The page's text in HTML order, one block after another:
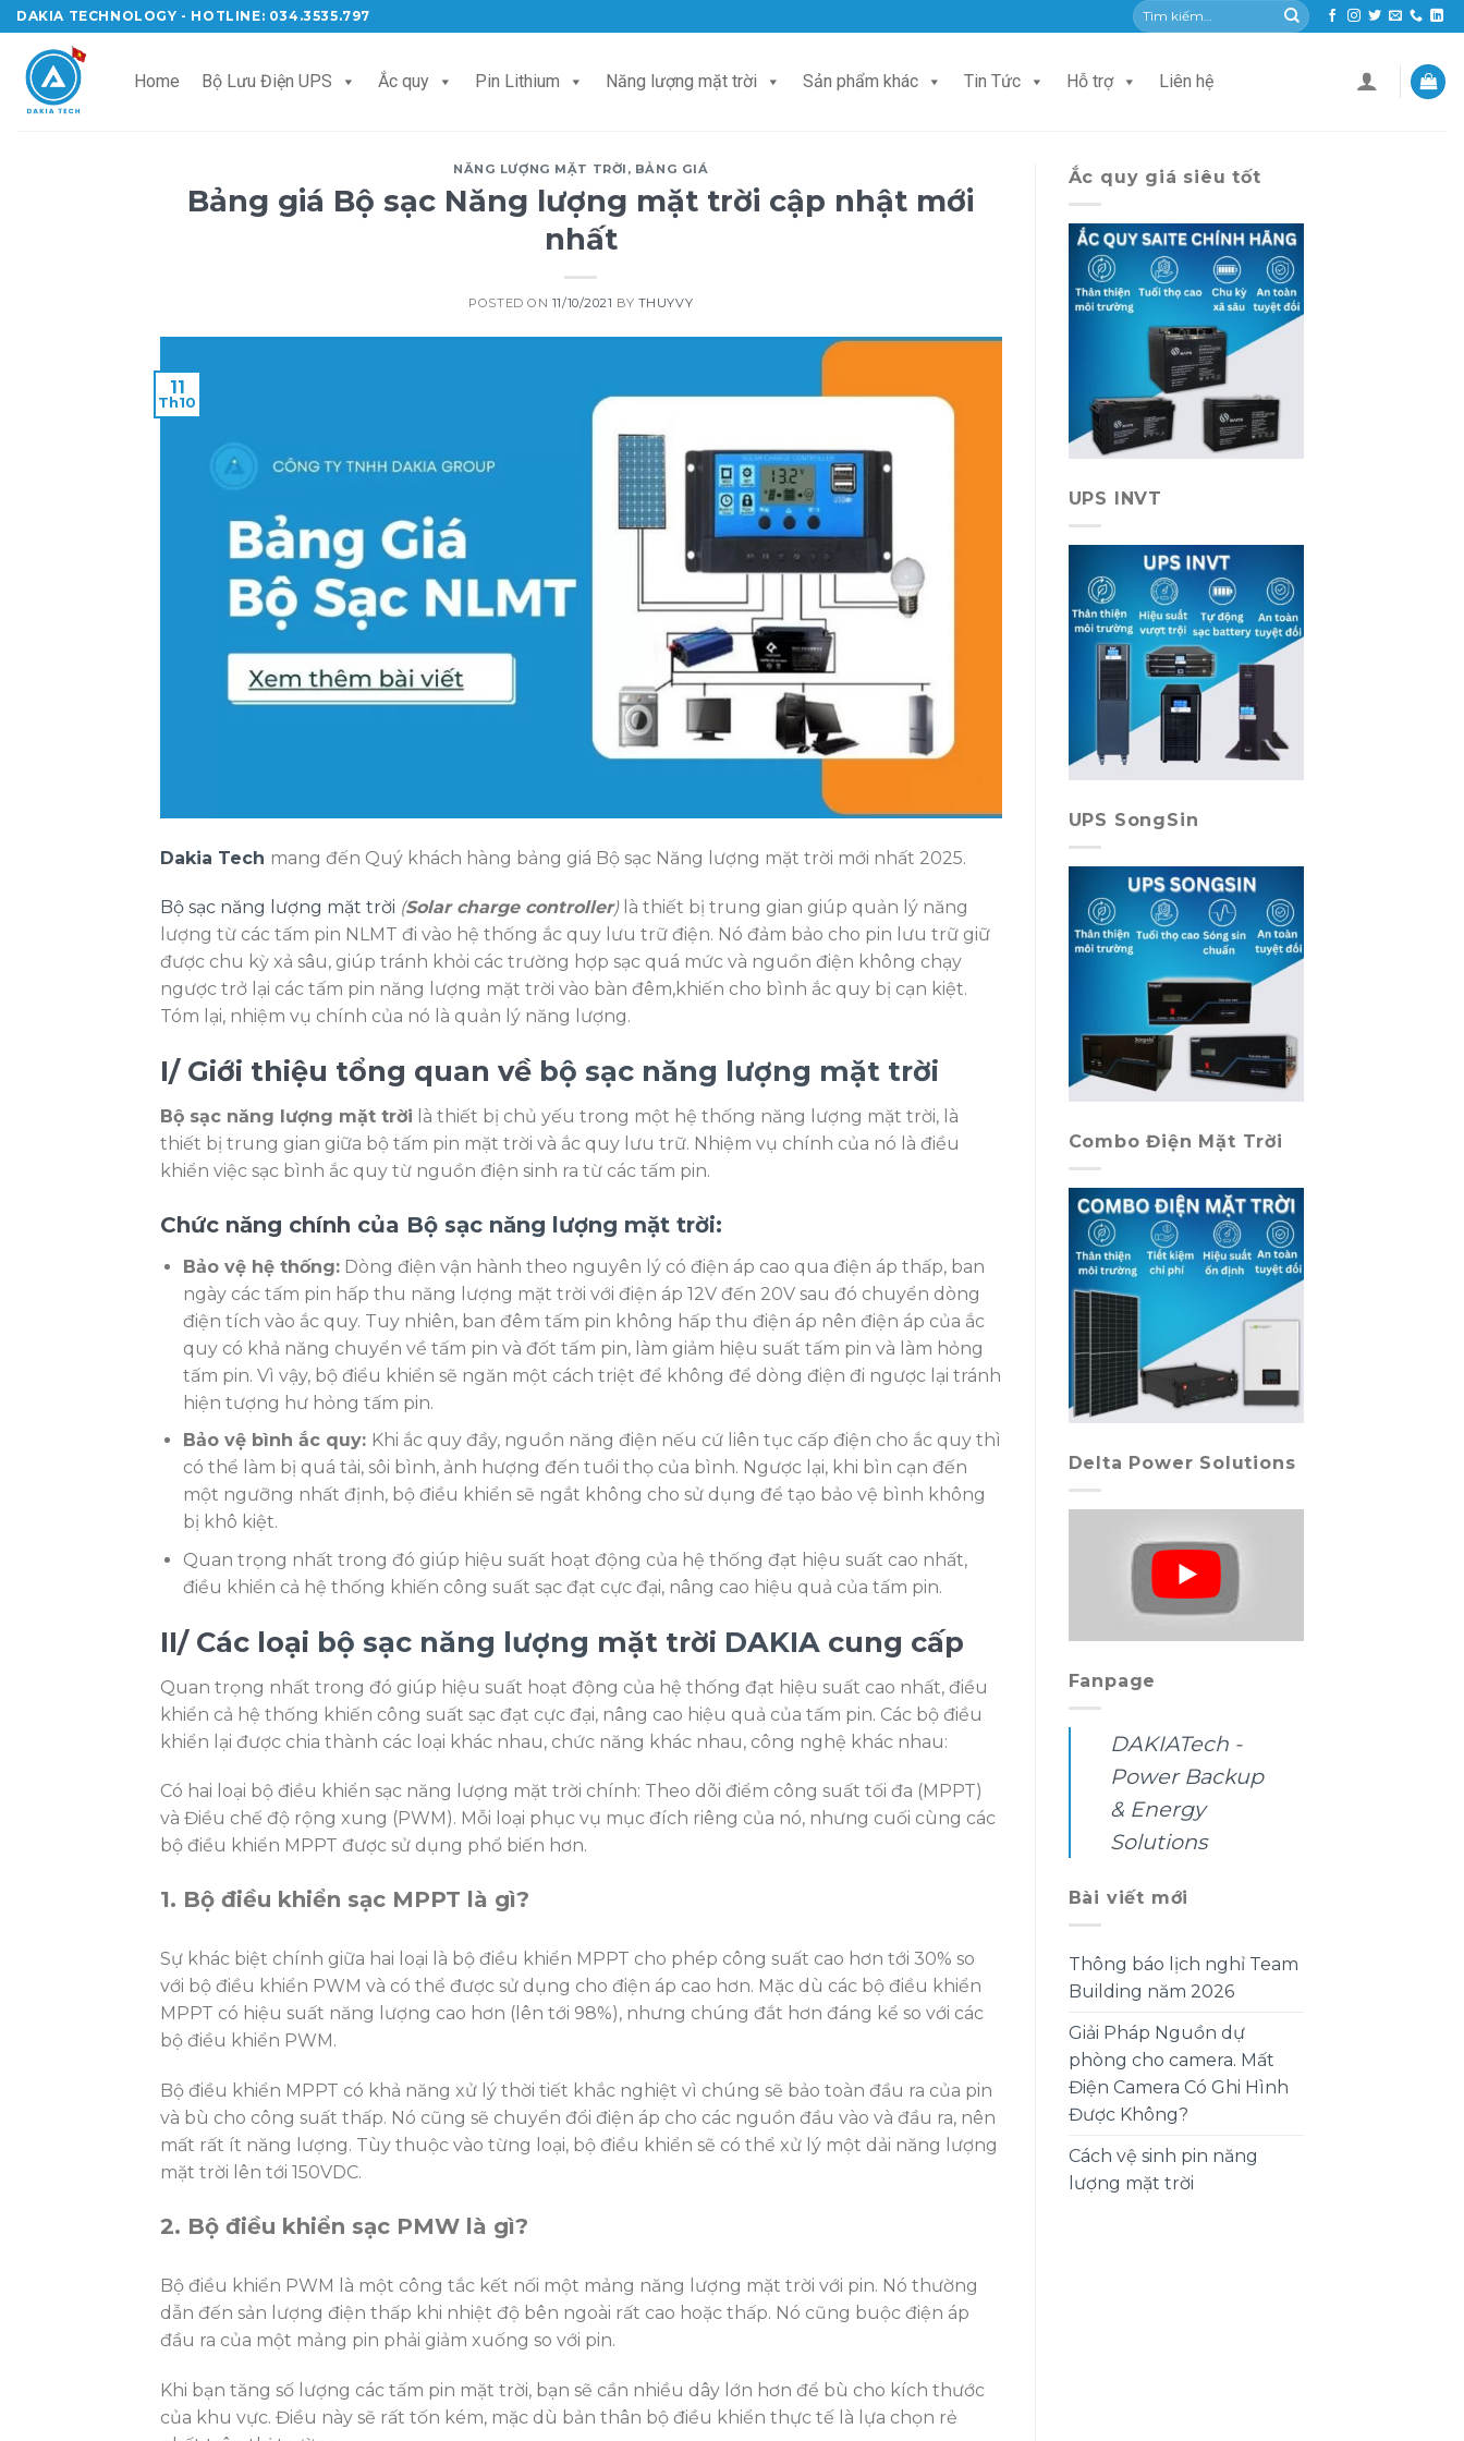
Skip
to
content
DAKIA TECHNOLOGY - HOTLINE: 034.3535.797
Tìm
kiếm:
Home Bộ Lưu Điện UPS Ắc quy Pin Lithium Năng lượng mặt trời Sản phẩm khác Tin Tức Hỗ trợ Liên hệ
NĂNG LƯỢNG MẶT TRỜI , BẢNG GIÁ
Bảng giá Bộ sạc Năng lượng mặt trời cập nhật mới
nhất
POSTED ON 11/10/2021 BY THUYVY
11
Th10
Dakia Tech mang đến Quý khách hàng bảng giá Bộ sạc Năng lượng mặt trời mới nhất 2025.
Bộ sạc năng lượng mặt trời (Solar charge controller)là thiết bị trung gian giúp quản lý năng
lượng từ các tấm pin NLMT đi vào hệ thống ắc quy lưu trữ điện. Nó đảm bảo cho pin lưu trữ giữ
được chu kỳ xả sâu, giúp tránh khỏi các trường hợp sạc quá mức và nguồn điện không chạy
ngược trở lại các tấm pin năng lượng mặt trời vào bàn đêm,khiến cho bình ắc quy bị cạn kiệt.
Tóm lại, nhiệm vụ chính của nó là quản lý năng lượng.
I/ Giới thiệu tổng quan về bộ sạc năng lượng mặt trời
Bộ sạc năng lượng mặt trời là thiết bị chủ yếu trong một hệ thống năng lượng mặt trời, là
thiết bị trung gian giữa bộ tấm pin mặt trời và ắc quy lưu trữ. Nhiệm vụ chính của nó là điều
khiển việc sạc bình ắc quy từ nguồn điện sinh ra từ các tấm pin.
Chức năng chính của Bộ sạc năng lượng mặt trời:
Bảo vệ hệ thống:Dòng điện vận hành theo nguyên lý có điện áp cao qua điện áp thấp, ban
ngày các tấm pin hấp thu năng lượng mặt trời với điện áp 12V đến 20V sau đó chuyển dòng
điện tích vào ắc quy. Tuy nhiên, ban đêm tấm pin không hấp thu điện áp nên điện áp của ắc
quy có khả năng chuyển về tấm pin và đốt tấm pin, làm giảm hiệu suất tấm pin và làm hỏng
tấm pin. Vì vậy, bộ điểu khiển sẽ ngăn một cách triệt để không để dòng điện đi ngược lại tránh
hiện tượng hư hỏng tấm pin.
Bảo vệ bình ắc quy: Khi ắc quy đầy, nguồn năng điện nếu cứ liên tục cấp điện cho ắc quy thì
có thể làm bị quá tải, sôi bình, ảnh hượng đến tuổi thọ của bình. Ngược lại, khi bìn cạn đến
một ngưỡng nhất định, bộ điều khiển sẽ ngắt không cho sử dụng để tạo bảo vệ bình không
bị khô kiệt.
Quan trọng nhất trong đó giúp hiệu suất hoạt động của hệ thống đạt hiệu suất cao nhất,
điều khiển cả hệ thống khiến công suất sạc đạt cực đại, nâng cao hiệu quả của tấm pin.
II/ Các loại bộ sạc năng lượng mặt trời DAKIA cung cấp
Quan trọng nhất trong đó giúp hiệu suất hoạt động của hệ thống đạt hiệu suất cao nhất, điều
khiển cả hệ thống khiến công suất sạc đạt cực đại, nâng cao hiệu quả của tấm pin. Các bộ điều
khiển lại được chia thành các loại khác nhau, chức năng khác nhau, công nghệ khác nhau:
Có hai loại bộ điều khiển sạc năng lượng mặt trời chính: Theo dõi điểm công suất tối đa (MPPT)
và Điều chế độ rộng xung (PWM). Mỗi loại phục vụ mục đích riêng của nó, nhưng cuối cùng các
bộ điều khiển MPPT được sử dụng phổ biến hơn.
1. Bộ điều khiển sạc MPPT là gì?
Sự khác biệt chính giữa hai loại là bộ điều khiển MPPT cho phép công suất cao hơn tới 30% so
với bộ điều khiển PWM và có thể được sử dụng cho điện áp cao hơn. Mặc dù các bộ điều khiển
MPPT có hiệu suất năng lượng cao hơn (lên tới 98%), nhưng chúng đắt hơn đáng kể so với các
bộ điều khiển PWM.
Bộ điều khiển MPPT có khả năng xử lý thời tiết khắc nghiệt vì chúng sẽ bảo toàn đầu ra của pin
và bù cho công suất thấp. Nó cũng sẽ chuyển đổi điện áp cho các nguồn đầu vào và đầu ra, nên
mất rất ít năng lượng. Tùy thuộc vào từng loại, bộ điều khiển sẽ có thể xử lý một dải năng lượng
mặt trời lên tới 150VDC.
2. Bộ điều khiển sạc PMW là gì?
Bộ điều khiển PWM là một công tắc kết nối một mảng năng lượng mặt trời với pin. Nó thường
dẫn đến sản lượng điện thấp khi nhiệt độ bên ngoài rất cao hoặc thấp. Nó cũng buộc điện áp
đầu ra của một mảng pin phải giảm xuống so với pin.
Khi bạn tăng số lượng các tấm pin mặt trời, bạn sẽ cần nhiều dây lớn hơn để bù cho kích thước
của khu vực. Điều này sẽ rất tốn kém, mặc dù bản thân bộ điều khiển thực tế là lựa chọn rẻ
Ắc quy giá siêu tốt
UPS INVT
UPS SongSin
Combo Điện Mặt Trời
Delta Power Solutions
Fanpage
DAKIATech -
Power Backup
& Energy
Solutions
Bài viết mới
Thông báo lịch nghỉ Team
Building năm 2026
Giải Pháp Nguồn dự
phòng cho camera. Mất
Điện Camera Có Ghi Hình
Được Không?
Cách vệ sinh pin năng
lượng mặt trời